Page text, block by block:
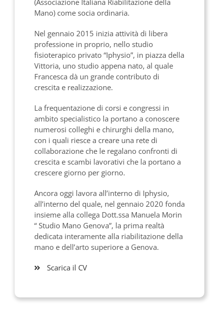
Mano) come socia ordinaria.
Nel gennaio 2015 inizia attività di libera
professione in proprio, nello studio
fisioterapico privato “Iphysio”, in piazza della
Vittoria, uno studio appena nato, al quale
Francesca dà un grande contributo di
crescita e realizzazione.
La frequentazione di corsi e congressi in
ambito specialistico la portano a conoscere
numerosi colleghi e chirurghi della mano,
con i quali riesce a creare una rete di
collaborazione che le regalano confronti di
crescita e scambi lavorativi che la portano a
crescere giorno per giorno.
Ancora oggi lavora all’interno di Iphysio,
all’interno del quale, nel gennaio 2020 fonda
insieme alla collega Dott.ssa Manuela Morin
“ Studio Mano Genova”, la prima realtà
dedicata interamente alla riabilitazione della
mano e dell’arto superiore a Genova.
Scarica il CV